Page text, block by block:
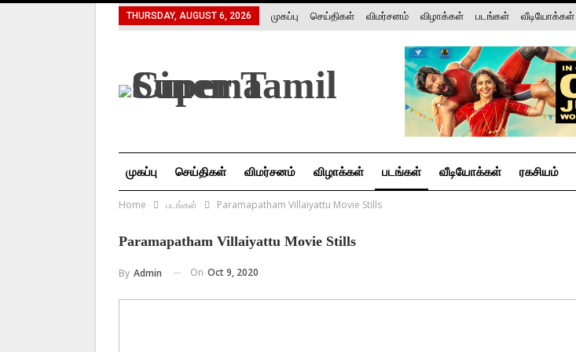
THURSDAY, AUGUST 6, 2026 முகப்பு செய்திகள் விமர்சனம் விழாக்கள் படங்கள் வீடியோக்கள்
சிறப்பு கட்டுரை
சினிமா வரலாறு
முகப்பு செய்திகள் விமர்சனம் விழாக்கள் படங்கள் வீடியோக்கள் ரகசியம்
சினிமா வரலாறு
Home படங்கள் Paramapatham Villaiyattu Movie Stills
Paramapatham Villaiyattu Movie Stills
By Admin On Oct 9, 2020